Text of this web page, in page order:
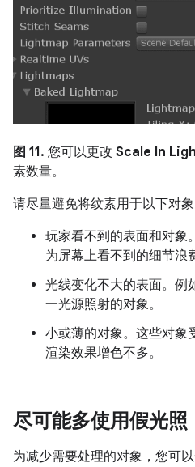
图 11. 您可以更改 Scale In
素数量。
请尽量避免将纹素用于以下对象
玩家看不到的表面和对象
为屏幕上看不到的细节浪
光线变化不大的表面。例
一光源照射的对象。
小或薄的对象。这些对象
渲染效果增色不多。
尽可能多使用假光照
为减少需要处理的对象，您可